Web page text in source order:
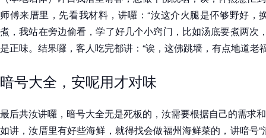
师傅来厝里，先看我材料，讲囉：“汝这介火腿是伓够野好，
煮，我站在旁边偷看，学了好几个小窍门，比如汤底要煮两次
是正味。结果囉，客人吃完都讲：“诶，这佛跳墙，有点地道老
暗号大全，安呢用才对味
最后共汝讲囉，暗号大全无是死板的，汝需要根据自己的需求
如讲，汝厝里有好些海鲜，就得找会做福州海鲜菜的，讲暗号